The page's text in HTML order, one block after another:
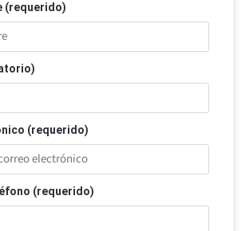
(requerido)
(requerido)
(requerido)